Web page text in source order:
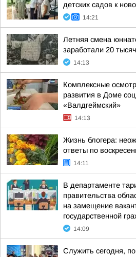
детских садов к
14:21
Летняя смена
заработали 20
14:13
Комплексные
развития в Доме
«Валдгеймский»
14:13
Жизнь блогера:
ответы по
14:11
В департаменте
правительства
на замещение
государственной
14:09
Служить сегодня,